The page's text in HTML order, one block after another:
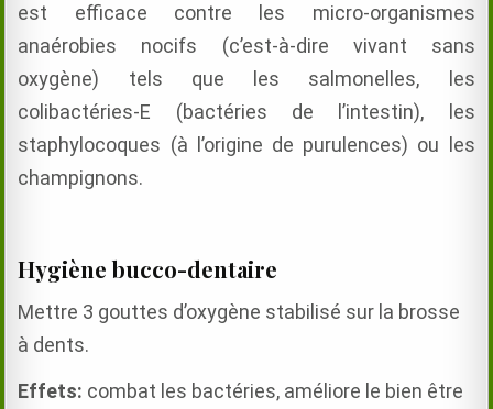
est efficace contre les micro-organismes
anaérobies nocifs (c’est-à-dire vivant sans
oxygène) tels que les salmonelles, les
colibactéries-E (bactéries de l’intestin), les
staphylocoques (à l’origine de purulences) ou les
champignons.
Hygiène bucco-dentaire
Mettre 3 gouttes d’oxygène stabilisé sur la brosse
à dents.
Effets: combat les bactéries, améliore le bien être